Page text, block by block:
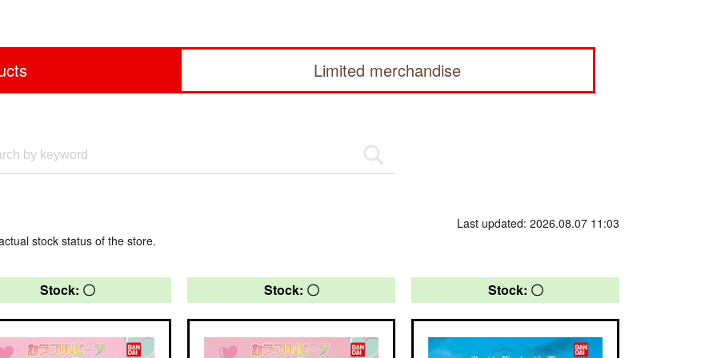
Limited merchandise
stock status of the store.
Last updated: 2026.08.07 11:03
Stock: 〇 Stock: 〇 Stock: 〇